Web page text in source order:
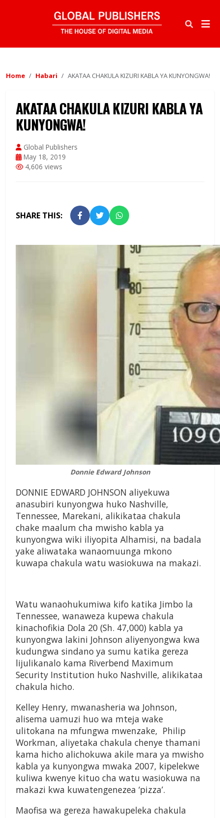
Home Habari AKATAA CHAKULA KIZURI KABLA YA KUNYONGWA!
AKATAA CHAKULA KIZURI KABLA YA
KUNYONGWA!
Global Publishers
May 18, 2019
4,606 views
SHARE THIS:
Donnie Edward Johnson
DONNIE EDWARD JOHNSON aliyekuwa
anasubiri kunyongwa huko Nashville,
Tennessee, Marekani, alikikataa chakula
chake maalum cha mwisho kabla ya
kunyongwa wiki iliyopita Alhamisi, na badala
yake aliwataka wanaomuunga mkono
kuwapa chakula watu wasiokuwa na makazi.
Watu wanaohukumiwa kifo katika Jimbo la
Tennessee, wanaweza kupewa chakula
kinachofikia Dola 20 (Sh. 47,000) kabla ya
kunyongwa lakini Johnson aliyenyongwa kwa
kudungwa sindano ya sumu katika gereza
lijulikanalo kama Riverbend Maximum
Security Institution huko Nashville, alikikataa
chakula hicho.
Kelley Henry, mwanasheria wa Johnson,
alisema uamuzi huo wa mteja wake
ulitokana na mfungwa mwenzake, Philip
Workman, aliyetaka chakula chenye thamani
kama hicho alichokuwa akile mara ya mwisho
kabla ya kunyongwa mwaka 2007, kipelekwe
kuliwa kwenye kituo cha watu wasiokuwa na
makazi kwa kuwatengenezea ‘pizza’.
Maofisa wa gereza hawakupeleka chakula